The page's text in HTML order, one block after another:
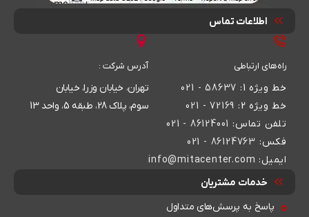
اطلاعات تماس
راه‌های ارتباطی
خط ویژه 1:
58637 - 021
خط ویژه 2:
72169 - 021
تلفن تماس: 86124001 - 021
فکس: 86124763 - 021
ایمیل: info@mitacenter.com
آدرس شرکت :
تهران، خیابان وزرا، خیابان
سوم، پلاک 28، طبقه 5، واحد 13
خدمات مشتریان
پاسخ به پرسش‌های متداول